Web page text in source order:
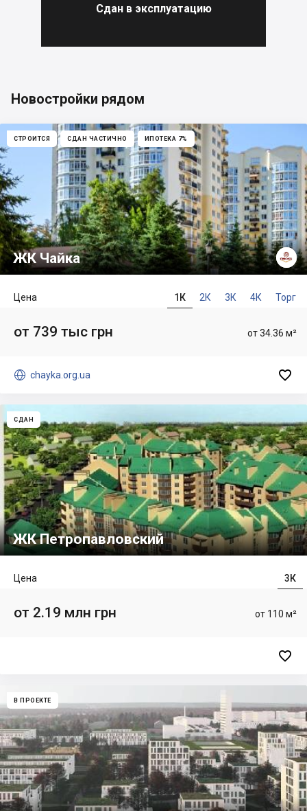
Сдан в эксплуатацию
Новостройки рядом
СТРОИТСЯ СДАН ЧАСТИЧНО ИПОТЕКА 7%
ЖК Чайка
1К 2К 3К 4К Торг
Цена
от 34.36 м²
от 739 тыс грн
 chayka.org.ua 
СДАН
ЖК Петропавловский
3К
Цена
от 110 м²
от 2.19 млн грн

В ПРОЕКТЕ